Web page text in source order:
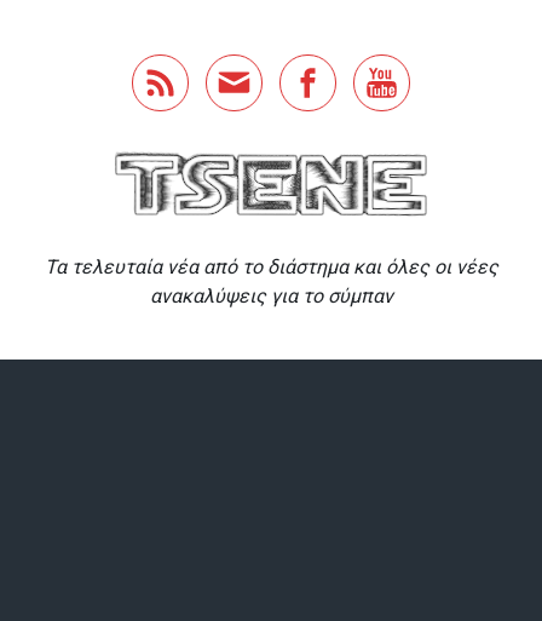
Τα τελευταία νέα από το διάστημα και όλες οι νέες
ανακαλύψεις για το σύμπαν